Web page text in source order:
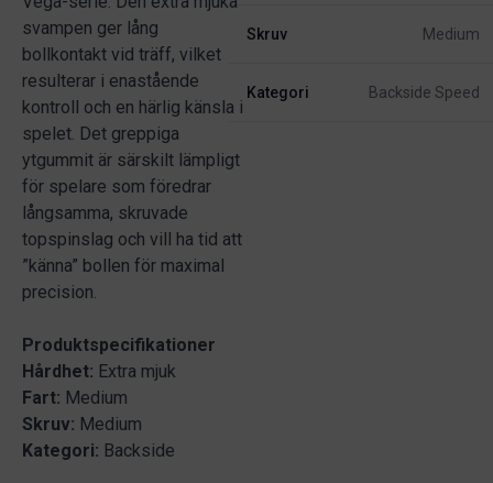
svampen ger lång
bollkontakt vid träff, vilket
resulterar i enastående
kontroll och en härlig känsla i
spelet. Det greppiga
ytgummit är särskilt lämpligt
för spelare som föredrar
långsamma, skruvade
topspinslag och vill ha tid att
”känna” bollen för maximal
precision.
Produktspecifikationer
Hårdhet: Extra mjuk
Fart: Medium
Skruv: Medium
Kategori: Backside
Skruv Medium
Kategori Backside Speed